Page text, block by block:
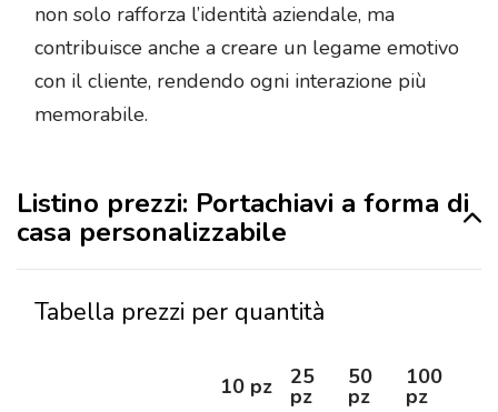
non solo rafforza l’identità aziendale, ma
contribuisce anche a creare un legame emotivo
con il cliente, rendendo ogni interazione più
memorabile.
Listino prezzi: Portachiavi a forma di
casa personalizzabile
Tabella prezzi per quantità
10 pz 25
pz
50
pz
100
pz